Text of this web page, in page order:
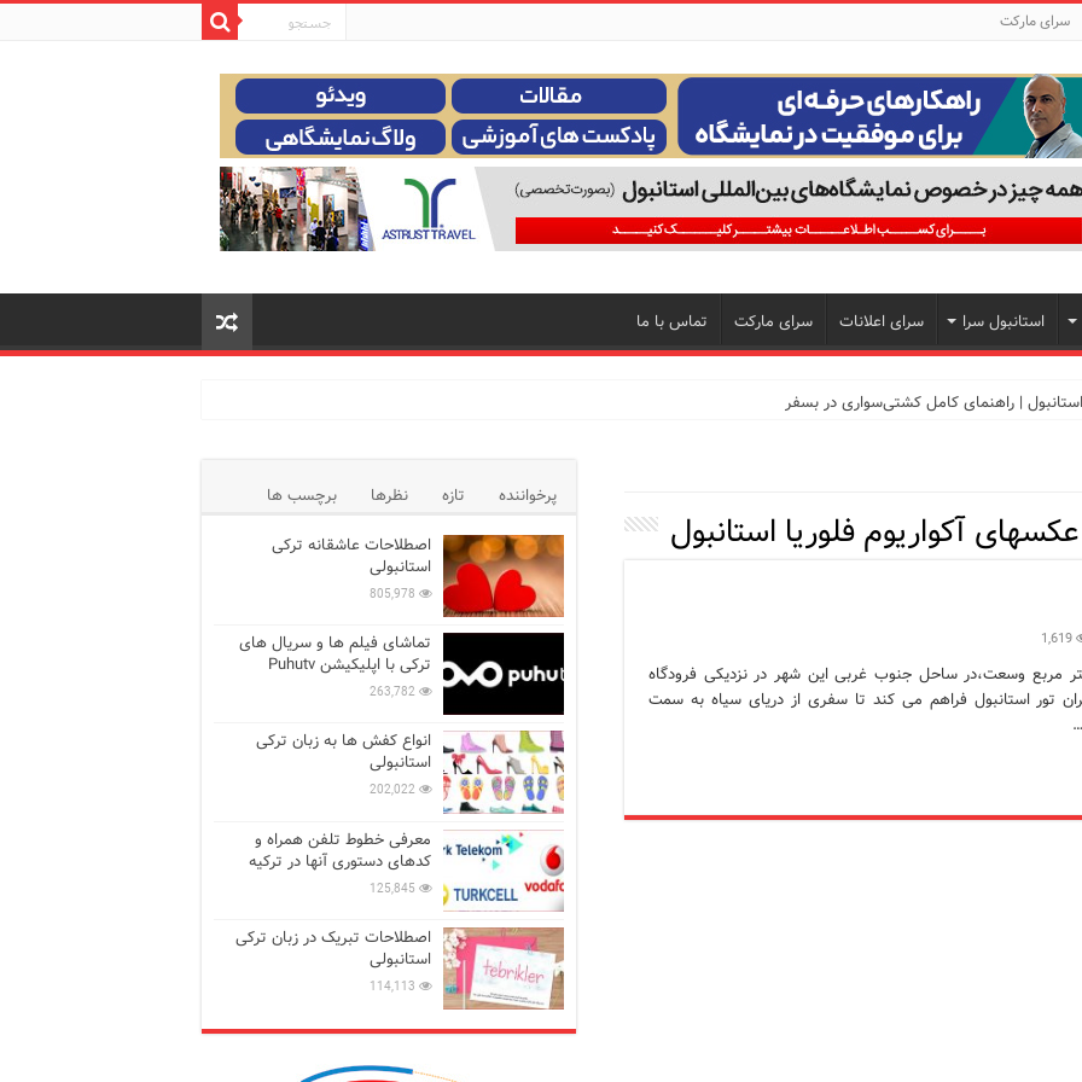
سرای مارکت
استانبول سرا سرای اعلانات سرای مارکت تماس با ما
ترکی استانبولی
ترکی استانبولی
سفری به دنیای قصه‌ها در بخش آسیایی استانبول
عکسهای آکواریوم فلوریا استانبول
1,619
استانبول که با بیش از 20 هزار متر مربع وسعت،در ساحل جنوب غربی این شهر در نزدیکی فرودگاه
تور استانبول فراهم می کند تا سفری از دریای سیاه به سمت
پرخواننده تازه نظرها
برچسب ها
اصطلاحات عاشقانه ترکی
استانبولی
805,978
تماشای فیلم ها و سریال های
ترکی با اپلیکیشن Puhutv
263,782
انواع کفش ها به زبان ترکی
استانبولی
202,022
معرفی خطوط تلفن همراه و
کدهای دستوری آنها در ترکیه
125,845
اصطلاحات تبریک در زبان ترکی
استانبولی
114,113